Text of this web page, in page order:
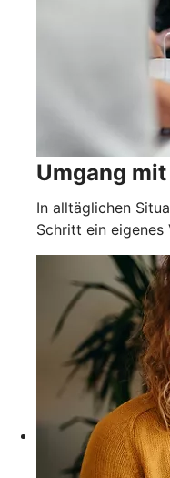
Umgang
In alltäglichen
Schritt ein eigenes